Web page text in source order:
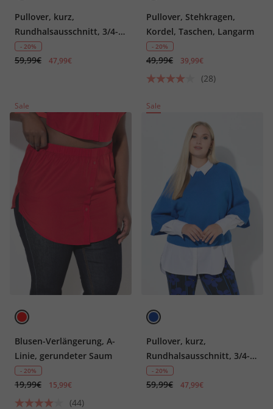
Pullover, kurz,
Rundhalsausschnitt, 3/4-
Arm
- 20%
59,99€ 47,99€
Pullover, Stehkragen,
Kordel, Taschen, Langarm
- 20%
49,99€ 39,99€
(28)
Sale
Blusen-Verlängerung, A-
Linie, gerundeter Saum
- 20%
19,99€ 15,99€
(44)
Sale
Pullover, kurz,
Rundhalsausschnitt, 3/4-
Arm
- 20%
59,99€ 47,99€